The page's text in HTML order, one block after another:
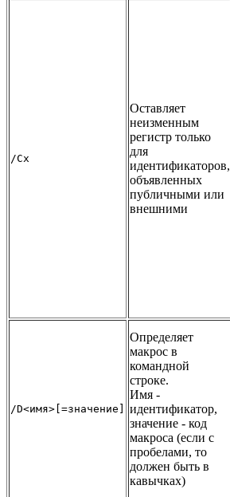
/Cx
Оставляет
неизменным
регистр только
для
идентификаторов,
объявленных
публичными или
внешними
/D<имя>[=значение]
Определяет
макрос в
командной
строке.
Имя -
идентификатор,
значение - код
макроса (если с
пробелами, то
должен быть в
кавычках)